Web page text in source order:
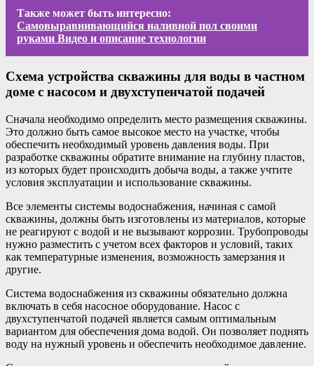
Также может быть интересно:
Самовыравнивающийся наливной пол своими
руками Видео и описание технологии
Схема устройства скважины для воды в частном
доме с насосом и двухступенчатой подачей
Сначала необходимо определить место размещения скважины.
Это должно быть самое высокое место на участке, чтобы
обеспечить необходимый уровень давления воды. При
разработке скважины обратите внимание на глубину пластов,
из которых будет происходить добыча воды, а также учтите
условия эксплуатации и использование скважины.
Все элементы системы водоснабжения, начиная с самой
скважины, должны быть изготовлены из материалов, которые
не реагируют с водой и не вызывают коррозии. Трубопроводы
нужно разместить с учетом всех факторов и условий, таких
как температурные изменения, возможность замерзания и
другие.
Система водоснабжения из скважины обязательно должна
включать в себя насосное оборудование. Насос с
двухступенчатой подачей является самым оптимальным
вариантом для обеспечения дома водой. Он позволяет поднять
воду на нужный уровень и обеспечить необходимое давление.